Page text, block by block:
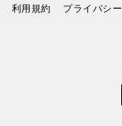
利⽤規約
プライバシ